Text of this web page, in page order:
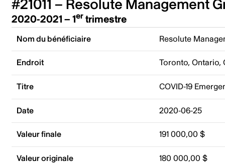
#21011 – Resolute Management
2020-2021 – 1ertrimestre
Nom du bénéficiaire Resolute
Endroit Toronto, Ontario,
Titre COVID-19
Date 2020-06-25
Valeur finale 191 000,00 $
Valeur originale 180 000,00 $